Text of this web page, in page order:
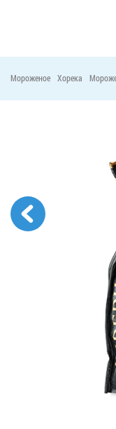
Мороженое Хорека